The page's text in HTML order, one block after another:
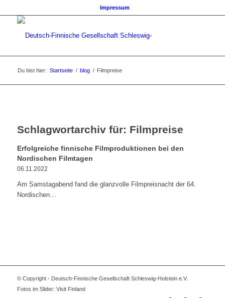
Impressum
Du bist hier: Startseite / blog / Filmpreise
Schlagwortarchiv für: Filmpreise
Erfolgreiche finnische Filmproduktionen bei den
Nordischen Filmtagen
06.11.2022
Am Samstagabend fand die glanzvolle Filmpreisnacht der 64.
Nordischen…
© Copyright - Deutsch-Finnische Gesellschaft Schleswig-Holstein e.V.
Fotos im Slider: Visit Finland